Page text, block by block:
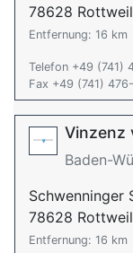
78628 Rottweil
Entfernung: 16 km
Telefon +49 (741)
Fax +49 (741)
Vinzenz
Baden-
Schwenninger
78628 Rottweil
Entfernung: 16 km